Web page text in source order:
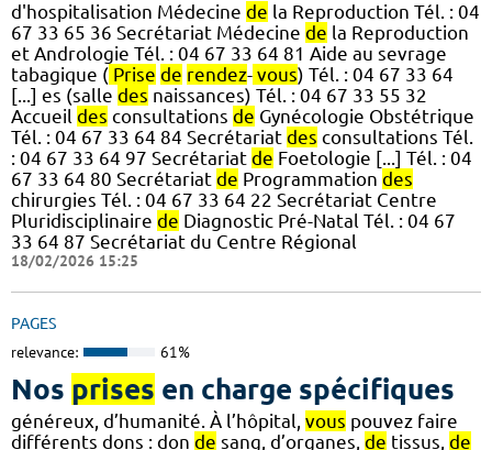
d'hospitalisation Médecine de la Reproduction Tél. : 04
67 33 65 36 Secrétariat Médecine de la Reproduction
et Andrologie Tél. : 04 67 33 64 81 Aide au sevrage
tabagique ( Prise de rendez- vous) Tél. : 04 67 33 64
[...] es (salle des naissances) Tél. : 04 67 33 55 32
Accueil des consultations de Gynécologie Obstétrique
Tél. : 04 67 33 64 84 Secrétariat des consultations Tél.
: 04 67 33 64 97 Secrétariat de Foetologie [...] Tél. : 04
67 33 64 80 Secrétariat de Programmation des
chirurgies Tél. : 04 67 33 64 22 Secrétariat Centre
Pluridisciplinaire de Diagnostic Pré-Natal Tél. : 04 67
33 64 87 Secrétariat du Centre Régional
18/02/2026 15:25
PAGES
relevance: 61%
Nos prises en charge spécifiques
généreux, d’humanité. À l’hôpital, vous pouvez faire
différents dons : don de sang, d’organes, de tissus, de